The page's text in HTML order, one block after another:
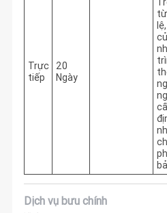
Trực
tiếp
20
Ngày
Dịch vụ bưu chính